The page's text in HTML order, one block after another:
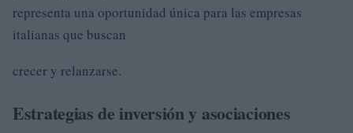
representa una oportunidad única para las empresas
italianas que buscan
crecer y relanzarse.
Estrategias de inversión y asociaciones